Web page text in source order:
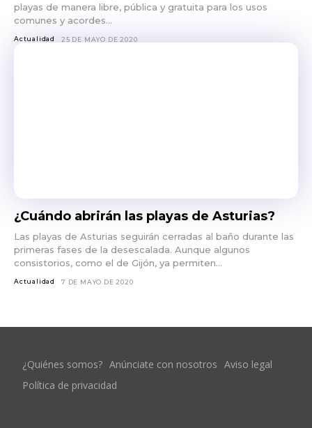
playas de manera libre, pública y gratuita para los usos
comunes y acordes...
Actualidad 25 DE MAYO DE 2020
¿Cuándo abrirán las playas de Asturias?
Las playas de Asturias seguirán cerradas al baño durante las
primeras fases de la desescalada. Aunque algunos
consistorios, como el de Gijón, ya permiten...
Actualidad 7 DE MAYO DE 2020
¿Quiénes somos? Anúnciate con nosotros Aviso legal
Política de privacidad